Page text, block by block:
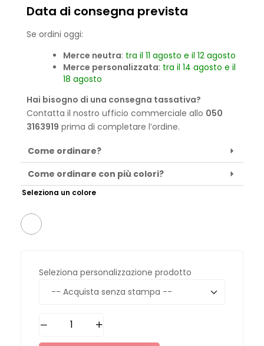
Data di consegna prevista
Se ordini oggi:
Merce neutra: tra il 11 agosto e il 12 agosto
Merce personalizzata: tra il 14 agosto e il
18 agosto
Hai bisogno di una consegna tassativa?
Contatta il nostro ufficio commerciale allo 050
3163919 prima di completare l’ordine.
Come ordinare?
Come ordinare con più colori?
Seleziona un colore
Seleziona personalizzazione prodotto